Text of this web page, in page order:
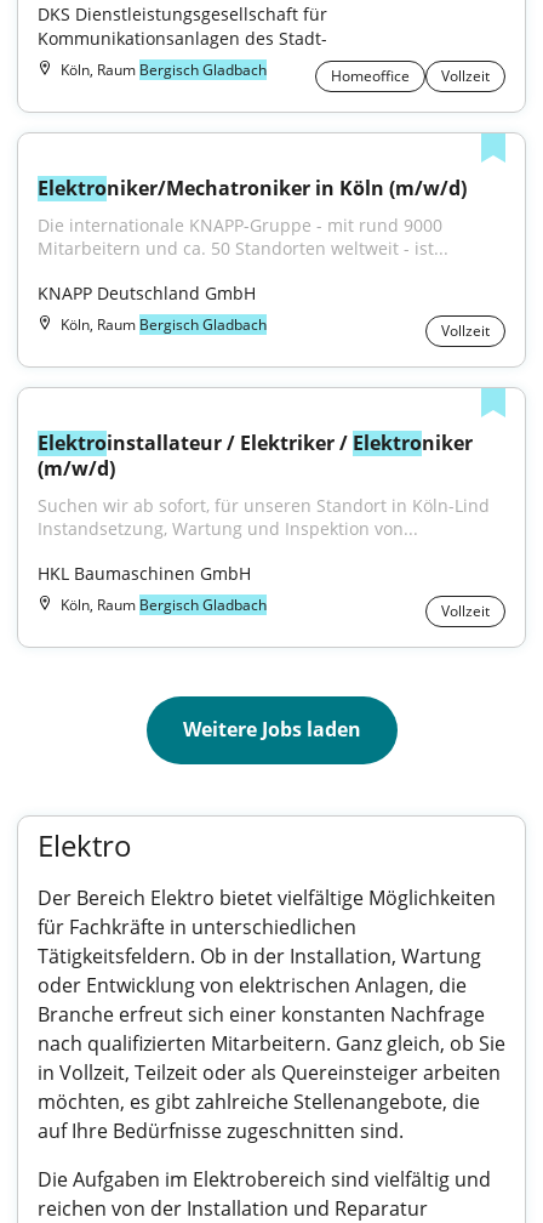
DKS Dienstleistungsgesellschaft für
Kommunikationsanlagen des Stadt-
Köln, Raum Bergisch Gladbach Homeoffice Vollzeit
Elektroniker/Mechatroniker in Köln (m/w/d)
Die internationale KNAPP-Gruppe - mit rund 9000
Mitarbeitern und ca. 50 Standorten weltweit - ist...
KNAPP Deutschland GmbH
Köln, Raum Bergisch Gladbach Vollzeit
Elektroinstallateur / Elektriker / Elektroniker
(m/w/d)
Suchen wir ab sofort, für unseren Standort in Köln-Lind
Instandsetzung, Wartung und Inspektion von...
HKL Baumaschinen GmbH
Köln, Raum Bergisch Gladbach Vollzeit
Weitere Jobs laden
Elektro
Der Bereich Elektro bietet vielfältige Möglichkeiten
für Fachkräfte in unterschiedlichen
Tätigkeitsfeldern. Ob in der Installation, Wartung
oder Entwicklung von elektrischen Anlagen, die
Branche erfreut sich einer konstanten Nachfrage
nach qualifizierten Mitarbeitern. Ganz gleich, ob Sie
in Vollzeit, Teilzeit oder als Quereinsteiger arbeiten
möchten, es gibt zahlreiche Stellenangebote, die
auf Ihre Bedürfnisse zugeschnitten sind.
Die Aufgaben im Elektrobereich sind vielfältig und
reichen von der Installation und Reparatur